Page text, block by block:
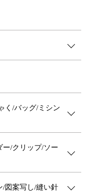
く/バッグ/ミシン
/クリップ/ソー
/図案写し/縫い針